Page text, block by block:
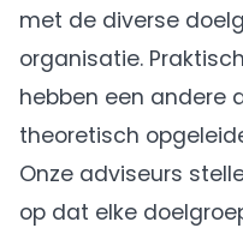
met de diverse
organisatie.
hebben een andere
theoretisch
Onze adviseurs
op dat elke